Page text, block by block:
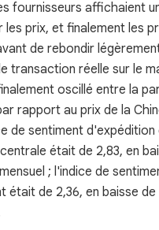
fournisseurs affichaient
prix, et finalement les
de rebondir
transaction réelle sur le
oscillé entre la
rapport au prix de la
de sentiment d'expédition
était de 2,83, en
; l'indice de
était de 2,36, en baisse